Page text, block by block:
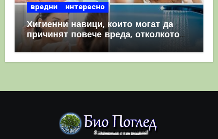
вредни интересно
Хигиенни навици, които могат да
причинят повече вреда, отколкото
полза